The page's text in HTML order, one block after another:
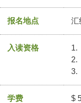
报名地点 汇
入读资格
1.
2.
3.
学费 $